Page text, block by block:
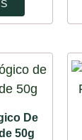
De
50g